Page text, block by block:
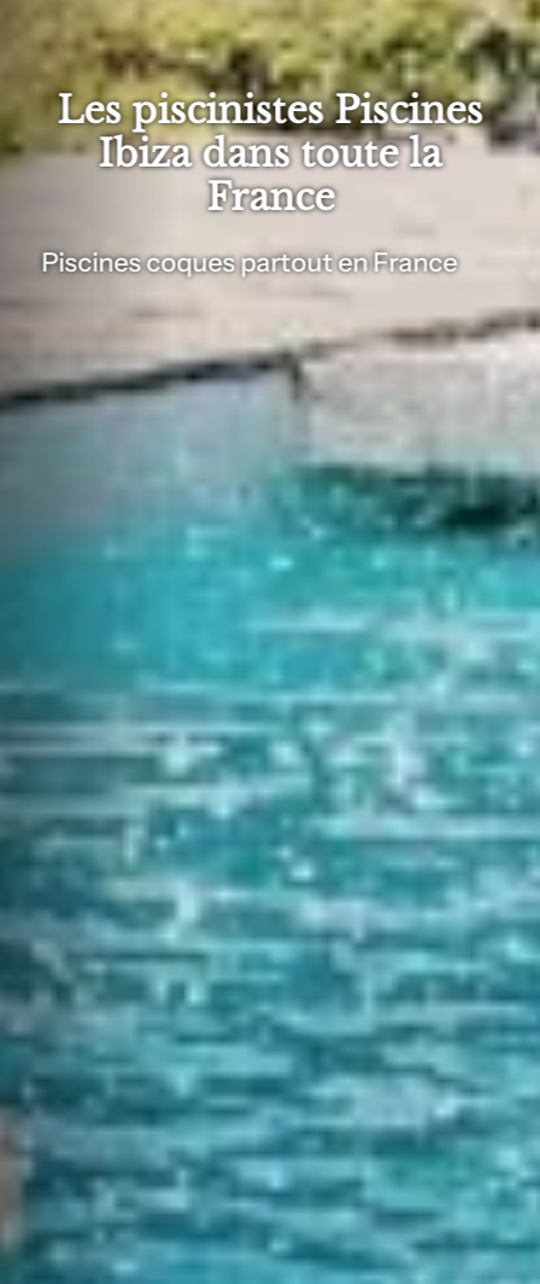
Les piscinistes Piscines
Ibiza dans toute la
France
Piscines coques partout en France